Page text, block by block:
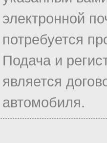
электронной
потребуется
Подача и
является
автомобиля.